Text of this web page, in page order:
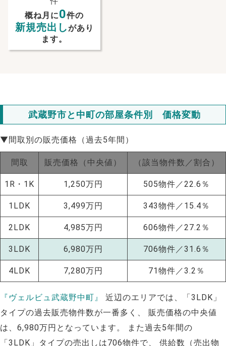
NEW!
NEW!
概ね月に0件の
新規売出しがあり
ます。
武蔵野市と中町の部屋条件別 価格変動
▼間取別の販売価格（過去5年間）
間取 販売価格（中央値） （該当物件数／割合）
1R・1K 1,250万円 505物件／22.6％
1LDK 3,499万円 343物件／15.4％
2LDK 4,985万円 606物件／27.2％
3LDK 6,980万円 706物件／31.6％
4LDK 7,280万円 71物件／3.2％
『ヴェルビュ武蔵野中町』
近辺のエリアでは、「3LDK」
タイプの過去販売物件数が一番多く、 販売価格の中央値
は、6,980万円となっています。 また過去5年間の
「3LDK」タイプの売出しは706物件で、 供給数（売出物